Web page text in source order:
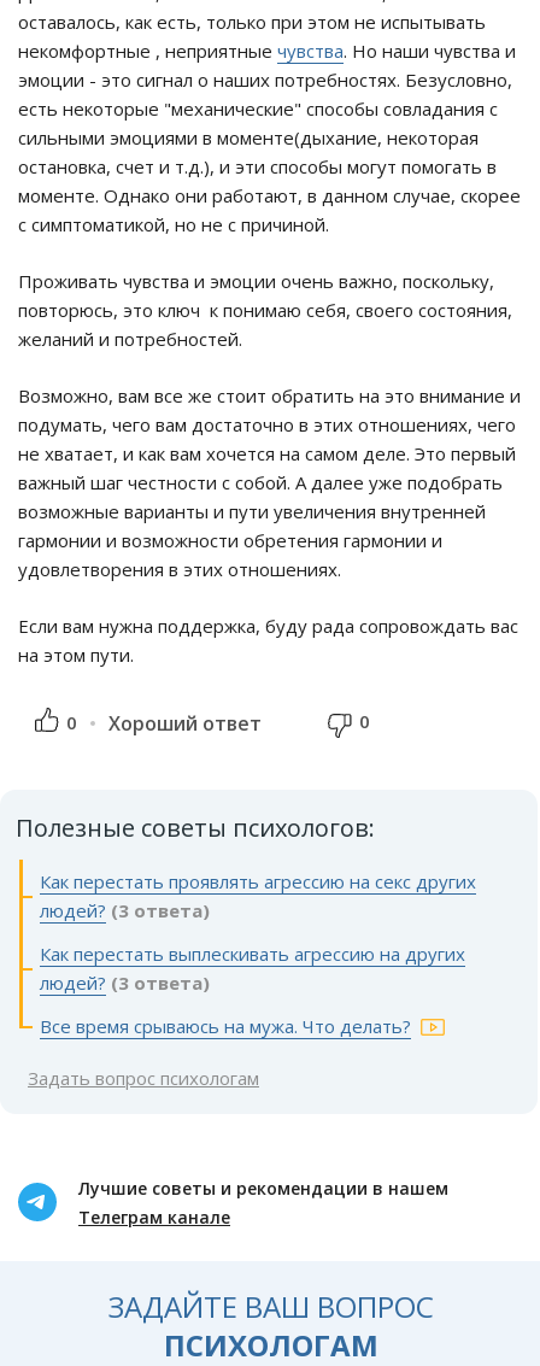
оставалось, как есть, только при этом не испытывать
некомфортные , неприятные чувства. Но наши чувства и
эмоции - это сигнал о наших потребностях. Безусловно,
есть некоторые "механические" способы совладания с
сильными эмоциями в моменте(дыхание, некоторая
остановка, счет и т.д.), и эти способы могут помогать в
моменте. Однако они работают, в данном случае, скорее
с симптоматикой, но не с причиной.
Проживать чувства и эмоции очень важно, поскольку,
повторюсь, это ключ к понимаю себя, своего состояния,
желаний и потребностей.
Возможно, вам все же стоит обратить на это внимание и
подумать, чего вам достаточно в этих отношениях, чего
не хватает, и как вам хочется на самом деле. Это первый
важный шаг честности с собой. А далее уже подобрать
возможные варианты и пути увеличения внутренней
гармонии и возможности обретения гармонии и
удовлетворения в этих отношениях.
Если вам нужна поддержка, буду рада сопровождать вас
на этом пути.
0 Хороший ответ 0
Полезные советы психологов:
Как перестать проявлять агрессию на секс других
людей? (3 ответа)
Как перестать выплескивать агрессию на других
людей? (3 ответа)
Все время срываюсь на мужа. Что делать?
Задать вопрос психологам
Лучшие советы и рекомендации в нашем
Телеграм канале
ЗАДАЙТЕ ВАШ ВОПРОС
ПСИХОЛОГАМ